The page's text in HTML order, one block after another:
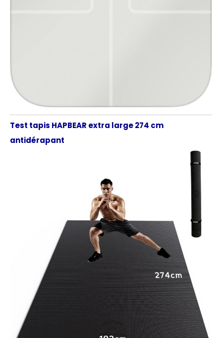
Test tapis HAPBEAR extra large 274 cm
antidérapant